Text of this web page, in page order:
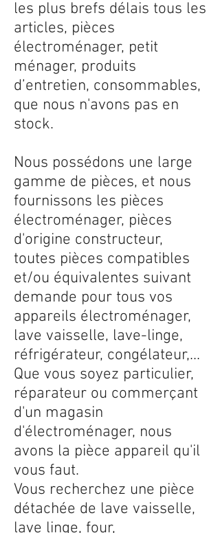
les plus brefs délais tous les
articles, pièces
électroménager, petit
ménager, produits
d’entretien, consommables,
que nous n'avons pas en
stock.
Nous possédons une large
gamme de pièces, et nous
fournissons les pièces
électroménager, pièces
d'origine constructeur,
toutes pièces compatibles
et/ou équivalentes suivant
demande pour tous vos
appareils électroménager,
lave vaisselle, lave-linge,
réfrigérateur, congélateur,...
Que vous soyez particulier,
réparateur ou commerçant
d'un magasin
d'électroménager, nous
avons la pièce appareil qu'il
vous faut.
Vous recherchez une pièce
détachée de lave vaisselle,
lave linge, four,